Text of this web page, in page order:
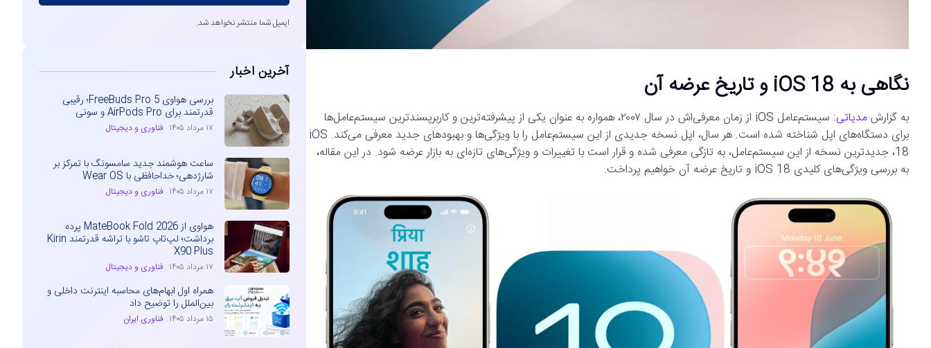
نگاهی به iOS 18 و تاریخ عرضه آن
به گزارشمدیاتی
: سیستم‌عامل iOS از زمان معرفی‌اش در سال ۲۰۰۷، همواره به عنوان یکی از پیشرفته‌ترین و کاربرپسندترین سیستم‌عامل‌ها
برای دستگاه‌های اپل شناخته شده است. هر سال، اپل نسخه جدیدی از این سیستم‌عامل را با ویژگی‌ها و بهبودهای جدید معرفی می‌کند. iOS
18، جدیدترین نسخه از این سیستم‌عامل، به تازگی معرفی شده و قرار است با تغییرات و ویژگی‌های تازه‌ای به بازار عرضه شود. در این مقاله،
به بررسی ویژگی‌های کلیدی iOS 18 و تاریخ عرضه آن خواهیم پرداخت.
ایمیل شما منتشر نخواهد شد.
آخرین اخبار
بررسی هواوی FreeBuds Pro 5؛ رقیبی
قدرتمند برای AirPods Pro و سونی
۱۷ مرداد ۱۴۰۵ فناوری و دیجیتال
ساعت هوشمند جدید سامسونگ با تمرکز بر
شارژدهی؛ خداحافظی با Wear OS
۱۷ مرداد ۱۴۰۵ فناوری و دیجیتال
هواوی از MateBook Fold 2026 پرده
برداشت؛ لپ‌تاپ تاشو با تراشه قدرتمند Kirin
X90 Plus
۱۷ مرداد ۱۴۰۵ فناوری و دیجیتال
همراه اول ابهام‌های محاسبه اینترنت داخلی و
بین‌الملل را توضیح داد
۱۵ مرداد ۱۴۰۵ فناوری ایران